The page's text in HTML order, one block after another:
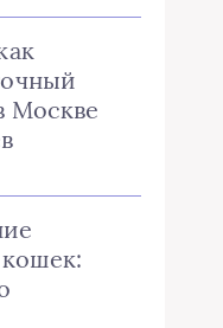
Москве